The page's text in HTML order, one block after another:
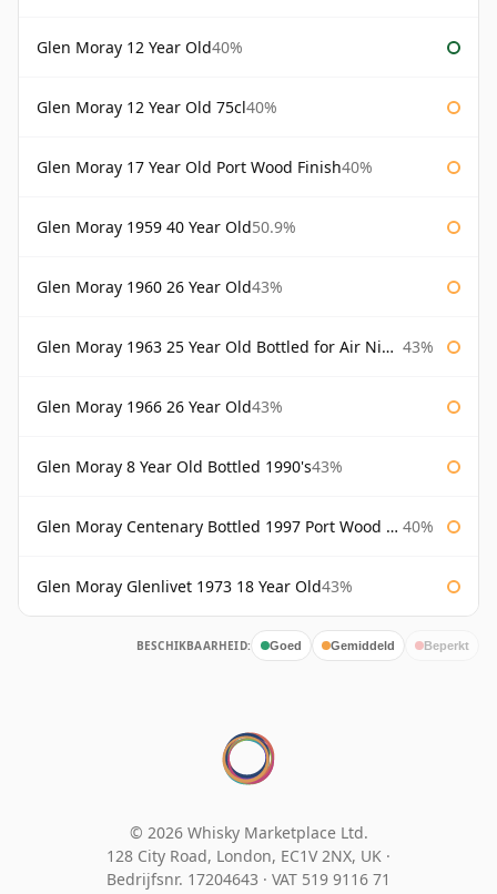
Glen Moray 12 Year Old40%
Glen Moray 12 Year Old 75cl40%
Glen Moray 17 Year Old Port Wood Finish40%
Glen Moray 1959 40 Year Old50.9%
Glen Moray 1960 26 Year Old43%
Glen Moray 1963 25 Year Old Bottled for Air Nippon 43%
Glen Moray 1966 26 Year Old43%
Glen Moray 8 Year Old Bottled 1990's43%
Glen Moray Centenary Bottled 1997 Port Wood Finish 40%
Glen Moray Glenlivet 1973 18 Year Old43%
BESCHIKBAARHEID: Goed Gemiddeld Beperkt
© 2026 Whisky Marketplace Ltd.
128 City Road, London, EC1V 2NX, UK ·
Bedrijfsnr. 17204643 · VAT 519 9116 71